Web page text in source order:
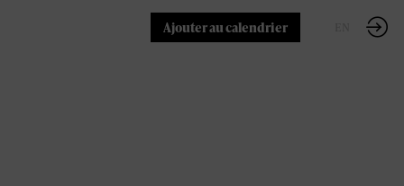
Ajouter au calendrier